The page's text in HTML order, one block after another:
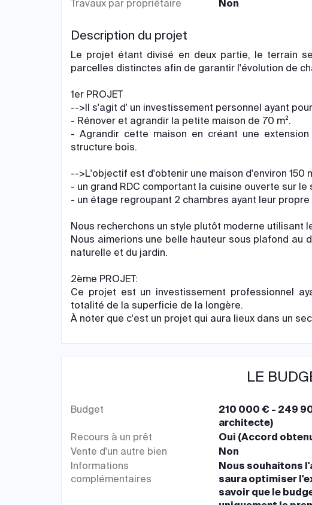
Travaux par propriétaire Non
Description du projet
Le projet étant divisé en deux partie, le terrain
parcelles distinctes afin de garantir l'évolution de
1er PROJET
-->Il s'agit d' un investissement personnel ayant
- Rénover et agrandir la petite maison de 70 m².
- Agrandir cette maison en créant une
structure bois.
-->L'objectif est d'obtenir une maison d'environ 150
- un grand RDC comportant la cuisine ouverte sur
- un étage regroupant 2 chambres ayant leur
Nous recherchons un style plutôt moderne utilisant
Nous aimerions une belle hauteur sous plafond au
naturelle et du jardin.
2ème PROJET:
Ce projet est un investissement professionnel
totalité de la superficie de la longère.
À noter que c'est un projet qui aura lieux dans un
LE
Budget
210 000 € - 249
architecte)
Recours à un prêt
Oui (Accord
Vente d'un autre bien
Non
Informations
complémentaires
Nous souhaitons
saura optimiser
savoir que le